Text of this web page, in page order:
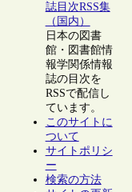
誌目次RSS集
（国内）
日本の図書
館・図書館情
報学関係情報
誌の目次を
RSSで配信し
ています。
このサイトに
ついて
サイトポリシ
ー
検索の方法